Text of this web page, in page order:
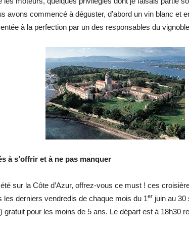
avons commencé à déguster, d’abord un vin blanc et
à la perfection par un des responsables du
à s’offrir et à ne pas manquer
sur la Côte d’Azur, offrez-vous ce must ! ces
les derniers vendredis de chaque mois du 1er juin au 30
gratuit pour les moins de 5 ans. Le départ est à 18h30